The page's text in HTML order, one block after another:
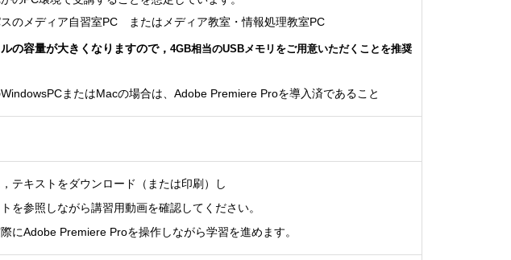
のメディア自習室PC またはメディア教室・情報処理教室PC
の容量が大きくなりますので，4GB相当のUSBメモリをご用意いただくことを推奨
またはMacの場合は、Adobe Premiere Proを導入済であること
，テキストをダウンロード（または印刷）し
トを参照しながら講習用動画を確認してください。
にAdobe Premiere Proを操作しながら学習を進めます。